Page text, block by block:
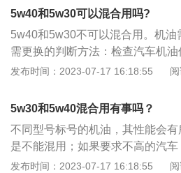
机磨损。机油的选择：自然吸气
以及半合成油，如果车主预算多
式来说，其发动机结构更紧密，
动性较好的机油，最好采用全合
在意机油的长效性，可选择美孚
擎，积碳在高速运转时容易产生
5w40和5w30可以混合用吗?
5w40和5w30不可以混合用。机
需更换的判断方法：检查汽车机
变化、判断机油的气味是否变淡
仪器来检查汽车机油保质期是否
机的要求进行选择，要选择与发
应选择多级机油，多级油具有节
好的保护作用。油量应略低于机
发布时间：2023-07-17 16:18:55
5w30和5w40混合用有事吗？
不同型号标号的机油，其性能会
是不能混用；如果要求不高的汽
能长期混用，更不能直接替用。
发布时间：2023-07-17 16:18:55